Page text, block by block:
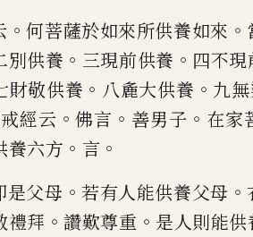
。何菩薩於如來所供養如來 。
別供養 。 三現前供養 。 四不現
財敬供養 。 八麁大供養 。 九
經云 。佛言 。 善男子 。 在家
養六方 。 言 。
是父母 。若有人能供養父母 。
禮拜 。讚歎尊重 。 是人則能